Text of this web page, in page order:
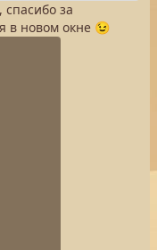
спасибо за
в новом окне 😉